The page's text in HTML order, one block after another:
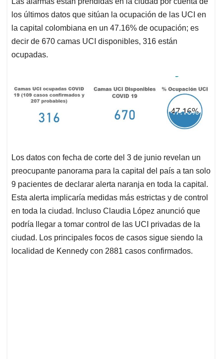
s
A
p
p
b
o
o
k
e
d
I
n
l
a
d
s
los últimos datos que sitúan la ocupación de las UCI en
la capital colombiana en un 47.16% de ocupación; es
decir de 670 camas UCI disponibles, 316 están
ocupadas.
Los datos con fecha de corte del 3 de junio revelan un
preocupante panorama para la capital del país a tan solo
9 pacientes de declarar alerta naranja en toda la capital.
Esta alerta implicaría medidas más estrictas y de control
en toda la ciudad. Incluso Claudia López anunció que
podría llegar a tomar control de las UCI privadas de la
ciudad. Los principales focos de casos sigue siendo la
localidad de Kennedy con 2881 casos confirmados.